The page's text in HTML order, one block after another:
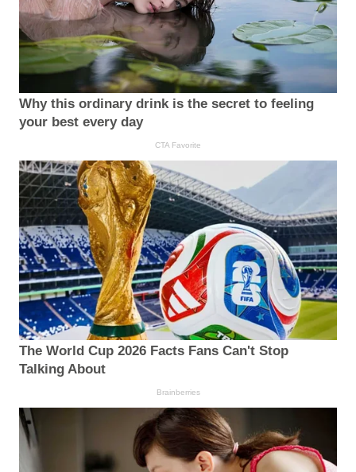
Why this ordinary drink is the secret to feeling
your best every day
CTA Favorite
The World Cup 2026 Facts Fans Can't Stop
Talking About
Brainberries